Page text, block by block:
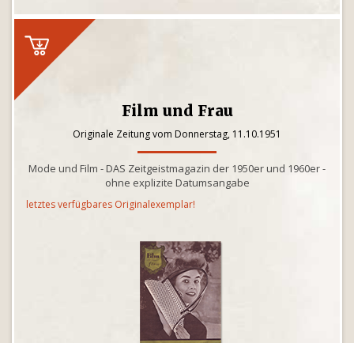
Film und Frau
Originale Zeitung vom Donnerstag, 11.10.1951
Mode und Film - DAS Zeitgeistmagazin der 1950er und 1960er -
ohne explizite Datumsangabe
letztes verfügbares Originalexemplar!